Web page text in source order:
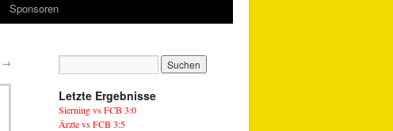
Sponsoren
→
Letzte Ergebnisse
Sierning vs FCB 3:0
Ärzte vs FCB 3:5